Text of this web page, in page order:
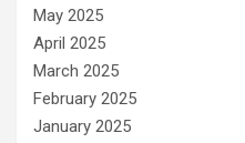
May 2025
April 2025
March 2025
February 2025
January 2025